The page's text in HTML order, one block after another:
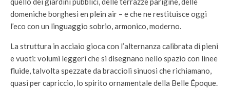
domeniche borghesi en plein air – e che ne restituisce oggi
l’eco con un linguaggio sobrio, armonico, moderno.
La struttura in acciaio gioca con l’alternanza calibrata di pieni
e vuoti: volumi leggeri che si disegnano nello spazio con linee
fluide, talvolta spezzate da braccioli sinuosi che richiamano,
quasi per capriccio, lo spirito ornamentale della Belle Époque.